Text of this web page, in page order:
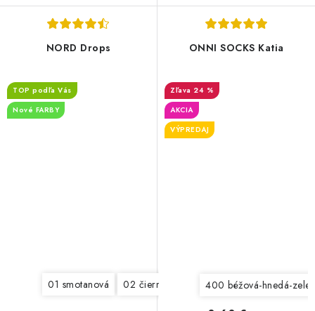
NORD Drops
TOP podľa Vás
Nové FARBY
01 smotanová 02 čierna 03 svetlá šedá 04 šedá
ONNI SOCKS Katia
24 %
AKCIA
VÝPREDAJ
400 béžová-hnedá-